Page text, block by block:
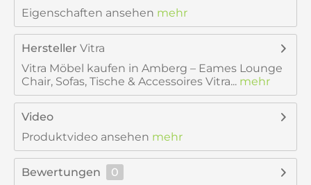
Eigenschaften ansehen mehr
Hersteller Vitra
Vitra Möbel kaufen in Amberg – Eames Lounge
Chair, Sofas, Tische & Accessoires Vitra... mehr
Video
Produktvideo ansehen mehr
Bewertungen
0